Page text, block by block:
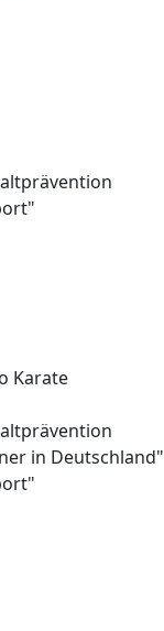
Karate
in Deutschland"